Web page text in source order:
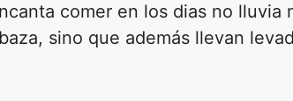
comer en los dias no lluvia
sino que además llevan